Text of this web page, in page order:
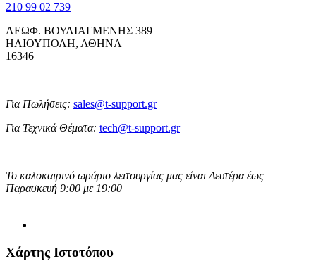
210 99 02 739
ΛΕΩΦ. ΒΟΥΛΙΑΓΜΕΝΗΣ 389
ΗΛΙΟΥΠΟΛΗ, ΑΘΗΝΑ
16346
Για Πωλήσεις: sales@t-support.gr
Για Τεχνικά Θέματα: tech@t-support.gr
Το καλοκαιρινό ωράριο λειτουργίας μας είναι Δευτέρα έως
Παρασκευή 9:00 με 19:00
Χάρτης Ιστοτόπου